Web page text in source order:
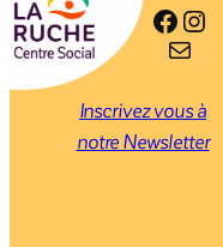
Facebook Instagram
E-mail
Inscrivez vous à
notre Newsletter